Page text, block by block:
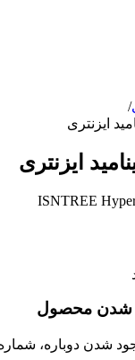
/
ایزنتری
ایزنتری
ISNTREE
شدن محصول
شدن دوباره،